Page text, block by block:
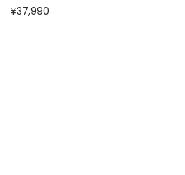
¥37,990